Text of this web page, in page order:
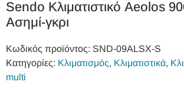
Sendo Κλιματιστικό Aeolos
Ασημί-γκρι
Κωδικός προϊόντος: SND-09ALSX-S
Κατηγορίες: Κλιματισμός, Κλιματιστικά,
multi